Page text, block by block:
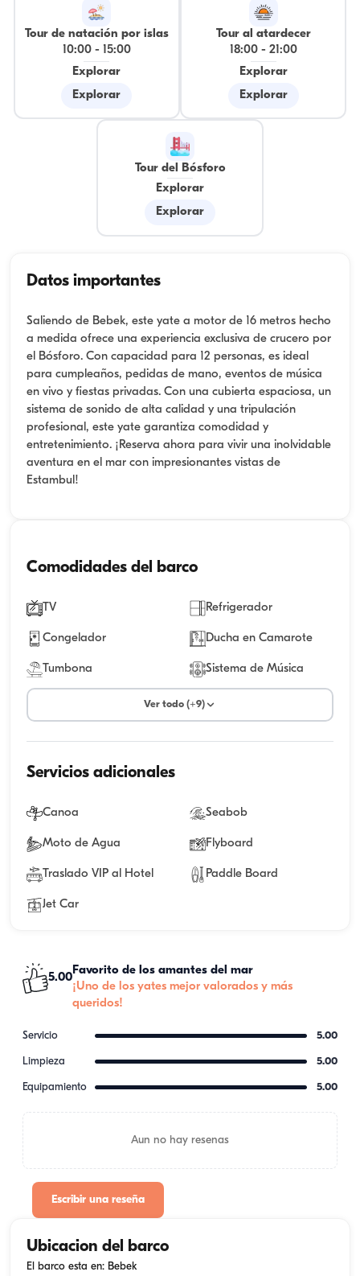
Tour de natación por islas
10:00-
15:00
Explorar
Explorar
Tour al atardecer
18:00- 21:00
Explorar
Explorar
Tour del Bósforo
Explorar
Explorar
Datos importantes
Saliendo de Bebek, este yate a motor de 16 metros hecho
a medida ofrece una experiencia exclusiva de crucero por
el Bósforo. Con capacidad para 12 personas, es ideal
para cumpleaños, pedidas de mano, eventos de música
en vivo y fiestas privadas. Con una cubierta espaciosa, un
sistema de sonido de alta calidad y una tripulación
profesional, este yate garantiza comodidad y
entretenimiento. ¡Reserva ahora para vivir una inolvidable
aventura en el mar con impresionantes vistas de
Estambul!
Comodidades del barco
TV Refrigerador
Congelador Ducha en Camarote
Tumbona Sistema de Música
Ver todo (+9)
Servicios adicionales
Canoa Seabob
Moto de Agua Flyboard
Traslado VIP al Hotel Paddle Board
Jet Car
5.00
Favorito de los amantes del mar
¡Uno de los yates mejor valorados y más
queridos!
Servicio 5.00
Limpieza 5.00
Equipamiento 5.00
Aun no hay resenas
Escribir una reseña
Ubicacion del barco
El barco esta en: Bebek